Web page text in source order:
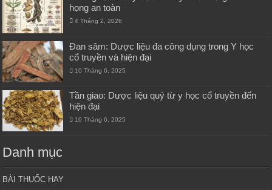
họng an toàn
4 Tháng 2, 2026
Đan sâm: Dược liệu đa công dụng trong Y học
cổ truyền và hiện đại
10 Tháng 6, 2025
Tần giao: Dược liệu quý từ y học cổ truyền đến
hiện đại
10 Tháng 6, 2025
Danh mục
BÀI THUỐC HAY